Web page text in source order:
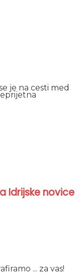
je na cesti med
Idrijske novice
... za vas!